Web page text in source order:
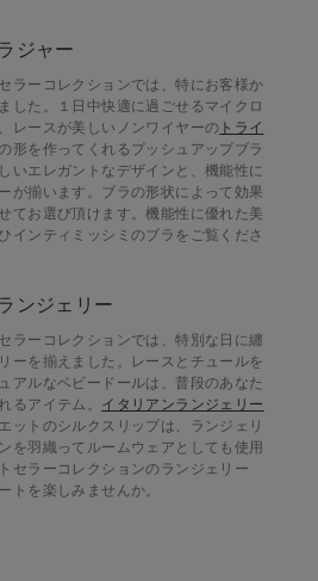
ジャー
ラーコレクションでは、特にお客様か
した。１日中快適に過ごせるマイクロ
レースが美しいノンワイヤーの トライ
形を作ってくれるプッシュアップブラ
いエレガントなデザインと、機能性に
が揃います。ブラの形状によって効果
てお選び頂けます。機能性に優れた美
インティミッシミのブラをご覧くださ
ンジェリー
ラーコレクションでは、特別な日に纏
ーを揃えました。レースとチュールを
アルなベビードールは、普段のあなた
るアイテム。 イタリアンランジェリー
ットのシルクスリップは、ランジェリ
を羽織ってルームウェアとしても使用
セラーコレクションのランジェリー
トを楽しみませんか。